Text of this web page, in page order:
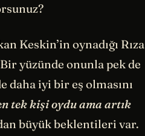
Keskin’in oynadığı Rıza
yüzünde onunla pek de
iyi bir eş olmasını
tek kişi oydu ama artık
büyük beklentileri var.